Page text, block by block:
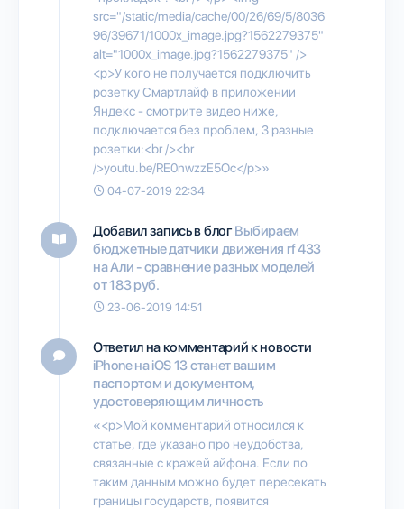
src="/static/media/cache/00/26/69/5/8036
96/39671/1000x_image.jpg?1562279375"
alt="1000x_image.jpg?1562279375" />
<p>У кого не получается подключить
розетку Смартлайф в приложении
Яндекс - смотрите видео ниже,
подключается без проблем, 3 разные
розетки:<br /><br
/>youtu.be/RE0nwzzE5Oc</p>»
04-07-2019 22:34
Добавил запись в блогВыбираем
бюджетные датчики движения rf 433
на Али - сравнение разных моделей
от 183 руб.
23-06-2019 14:51
Ответил на комментарий к новости
iPhone на iOS 13 станет вашим
паспортом и документом,
удостоверяющим личность
«<p>Мой комментарий относился к
статье, где указано про неудобства,
связанные с кражей айфона. Если по
таким данным можно будет пересекать
границы государств, появится